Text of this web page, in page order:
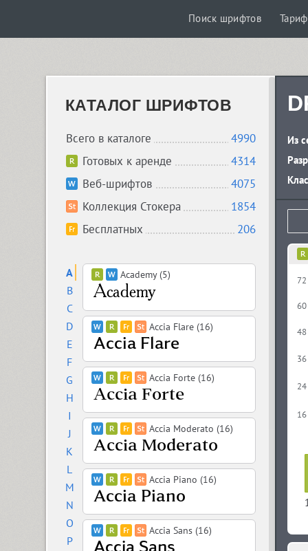
Поиск шрифтов
КАТАЛОГ ШРИФТОВ
Всего в каталоге
4990
Готовых к аренде
4314
Веб-шрифтов
4075
Коллекция Стокера
1854
Бесплатных
206
A
B
C
D
E
F
G
H
I
J
K
L
M
N
O
P
Academy (5)
Accia Flare (16)
Accia Forte (16)
Accia Moderato (16)
Accia Piano (16)
Accia Sans (16)
Из